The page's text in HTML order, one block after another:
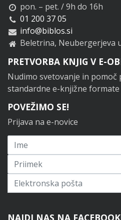
pon. – pet. / 9h do 16h
01 200 37 05
info@biblos.si
Beletrina, Neubergerjeva
PRETVORBA KNJIG V E-
Nudimo svetovanje in pomoč
standardne e-knjižne
POVEŽIMO SE!
Prijava na e-novice
Prijavi se na novice
NAJDI NAS NA